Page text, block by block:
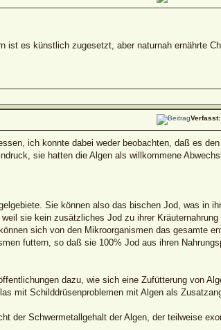
ist es künstlich zugesetzt, aber naturnah ernährte
Verfasst:
ich konnte dabei weder beobachten, daß es
sie hatten die Algen als willkommene
Sie können also das bischen Jod, was in
sie kein zusätzliches Jod zu ihrer Kräuternahrung
sich von den Mikroorganismen das gesamte
futtern, so daß sie 100% Jod aus ihren
dazu, wie sich eine Zufütterung von
mit Schilddrüsenproblemen mit Algen als
der Schwermetallgehalt der Algen, der teilweise